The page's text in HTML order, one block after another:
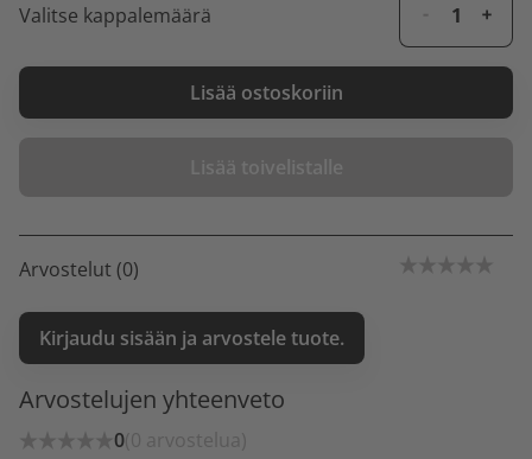
Valitse kappalemäärä
Lisää ostoskoriin
Lisää toivelistalle
Arvostelut (0)
Kirjaudu sisään ja arvostele tuote.
Arvostelujen yhteenveto
0(0 arvostelua)